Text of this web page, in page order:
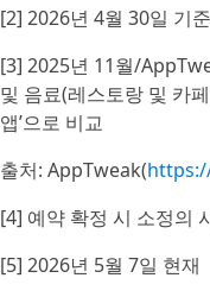
[2] 2026년 4월 30일 기준
[3] 2025년 11월/
및 음료(레스토랑 및 카
앱’으로 비교
출처: AppTweak(
[4] 예약 확정 시 소정의
[5] 2026년 5월 7일 현재